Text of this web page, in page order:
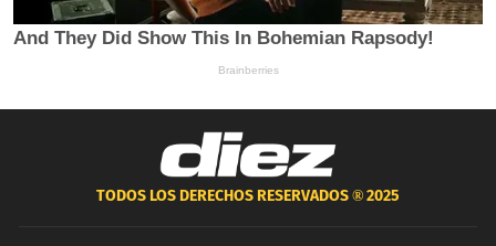
TODOS LOS DERECHOS RESERVADOS ®2025